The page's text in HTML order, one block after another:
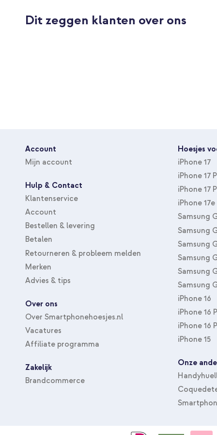
Dit zeggen klanten over ons
Account
Mijn account
Hulp & Contact
Klantenservice
Account
Bestellen & levering
Betalen
Retourneren & probleem melden
Merken
Advies & tips
Over ons
Over Smartphonehoesjes.nl
Vacatures
Affiliate programma
Zakelijk
Brandcommerce
Hoesjes
iPhone 17
iPhone 17
iPhone 17
iPhone 17e
Samsung
Samsung
Samsung
Samsung
Samsung
Samsung
iPhone 16
iPhone 16
iPhone 16
iPhone 15
Onze